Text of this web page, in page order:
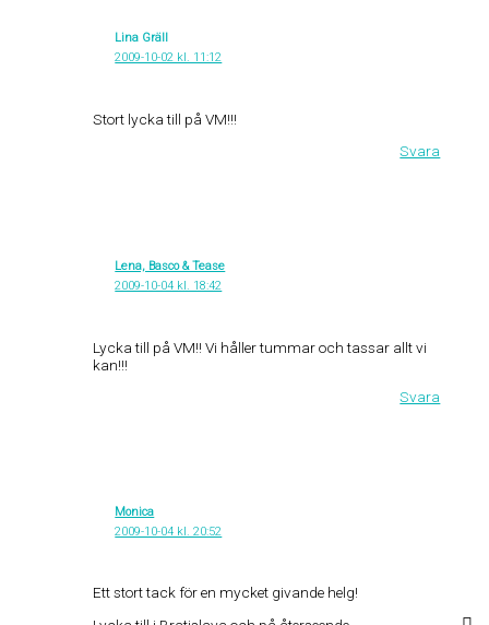
Lina Gräll
2009-10-02 kl. 11:12
Stort lycka till på VM!!!
Svara
Lena, Basco & Tease
2009-10-04 kl. 18:42
Lycka till på VM!! Vi håller tummar och tassar allt vi
kan!!!
Svara
Monica
2009-10-04 kl. 20:52
Ett stort tack för en mycket givande helg!